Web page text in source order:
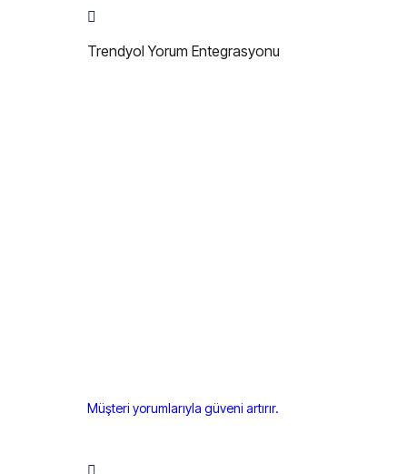
Trendyol Yorum Entegrasyonu
Müşteri yorumlarıyla güveni artırır.